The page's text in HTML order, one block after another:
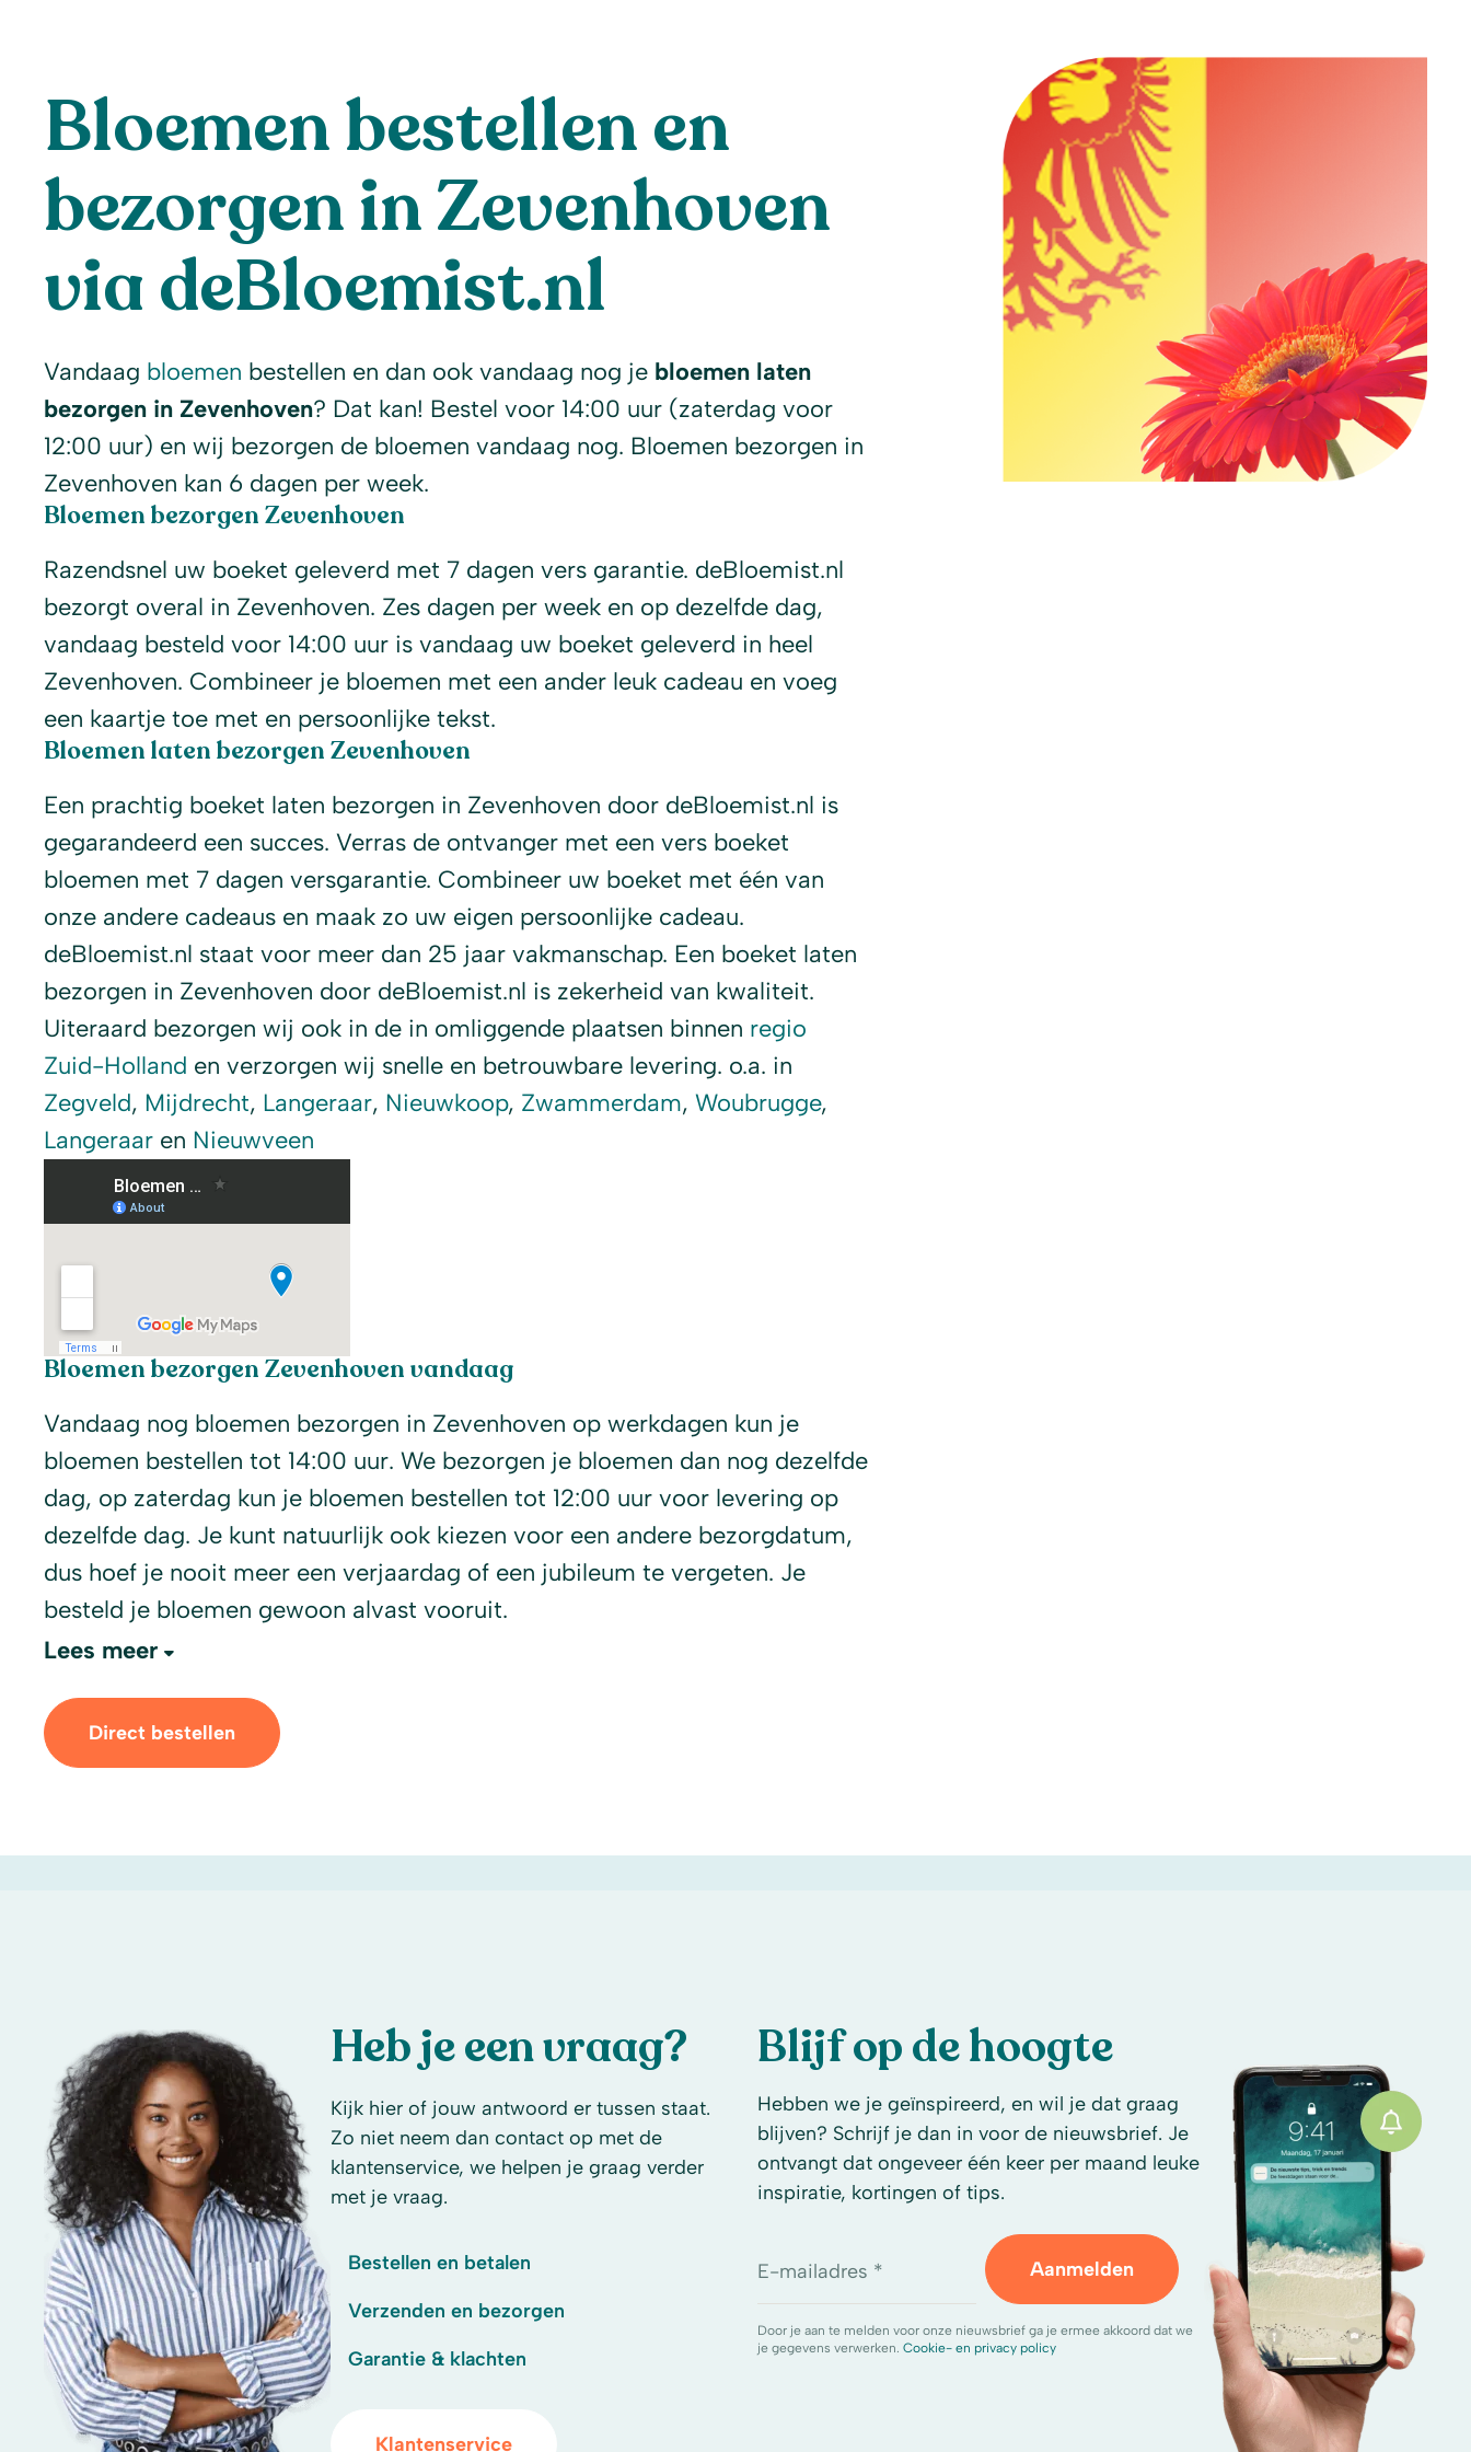
Bloemen bestellen en
bezorgen in Zevenhoven
via deBloemist.nl
Vandaag bloemen bestellen en dan ook vandaag nog je bloemen laten
bezorgen in Zevenhoven? Dat kan! Bestel voor 14:00 uur (zaterdag voor
12:00 uur) en wij bezorgen de bloemen vandaag nog. Bloemen bezorgen in
Zevenhoven kan 6 dagen per week.
Bloemen bezorgen Zevenhoven
Razendsnel uw boeket geleverd met 7 dagen vers garantie. deBloemist.nl
bezorgt overal in Zevenhoven. Zes dagen per week en op dezelfde dag,
vandaag besteld voor 14:00 uur is vandaag uw boeket geleverd in heel
Zevenhoven. Combineer je bloemen met een ander leuk cadeau en voeg
een kaartje toe met en persoonlijke tekst.
Bloemen laten bezorgen Zevenhoven
Een prachtig boeket laten bezorgen in Zevenhoven door deBloemist.nl is
gegarandeerd een succes. Verras de ontvanger met een vers boeket
bloemen met 7 dagen versgarantie. Combineer uw boeket met één van
onze andere cadeaus en maak zo uw eigen persoonlijke cadeau.
deBloemist.nl staat voor meer dan 25 jaar vakmanschap. Een boeket laten
bezorgen in Zevenhoven door deBloemist.nl is zekerheid van kwaliteit.
Uiteraard bezorgen wij ook in de in omliggende plaatsen binnen regio
Zuid-Holland en verzorgen wij snelle en betrouwbare levering. o.a. in
Zegveld, Mijdrecht, Langeraar, Nieuwkoop, Zwammerdam, Woubrugge,
Langeraar en Nieuwveen
Bloemen bezorgen Zevenhoven vandaag
Vandaag nog bloemen bezorgen in Zevenhoven op werkdagen kun je
bloemen bestellen tot 14:00 uur. We bezorgen je bloemen dan nog dezelfde
dag, op zaterdag kun je bloemen bestellen tot 12:00 uur voor levering op
dezelfde dag. Je kunt natuurlijk ook kiezen voor een andere bezorgdatum,
dus hoef je nooit meer een verjaardag of een jubileum te vergeten. Je
besteld je bloemen gewoon alvast vooruit.
Lees meer
Direct bestellen
Heb je een vraag?
Kijk hier of jouw antwoord er tussen staat.
Zo niet neem dan contact op met de
klantenservice, we helpen je graag verder
met je vraag.
Bestellen en betalen
Verzenden en bezorgen
Garantie & klachten
Klantenservice
Blijf op de hoogte
Hebben we je geïnspireerd, en wil je dat graag
blijven? Schrijf je dan in voor de nieuwsbrief. Je
ontvangt dat ongeveer één keer per maand leuke
inspiratie, kortingen of tips.
E-mailadres * Aanmelden
Door je aan te melden voor onze nieuwsbrief ga je ermee akkoord dat we
je gegevens verwerken. Cookie- en privacy policy